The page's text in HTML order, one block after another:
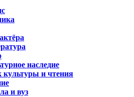
наследие
культуры и чтения
и вуз